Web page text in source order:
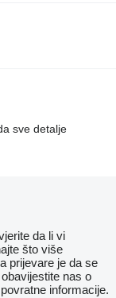
sve detalje
da li vi
što više
prijevare je da se
nas o
informacije.